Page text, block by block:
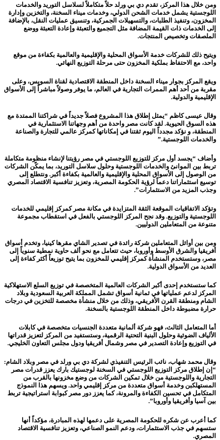
ومن خلال هذا المركز، تقدم دي بي ورلد حلاً متكاملاً لسلاسل التوريد والخدمات
اللوجستية يشمل خدمات الشحن الدولي، وخدمات ميناء السخنة، والتخزين وإدارة
المخزون، وتنفيذ الطلبات، والتسهيلات الجمركية، وتنسيق عمليات النقل، بالإضافة
إلى الخدمات ذات القيمة المضافة مثل التجميع والتعبئة وإعادة التعبئة ووضع
الملصقات وتخصيص المنتجات.
ويتيح ذلك للشركات خدمة الأسواق المحلية والإقليمية والعالمية بكفاءة من موقع
واحد، مع الاحتفاظ بملكية المخزون حتى مرحلة التوزيع النهائي.
ويقع المركز بجوار ميناء السخنة داخل المنطقة الاقتصادية لقناة السويس، وعلى
مقربة من أحد أهم الممرات التجارية في العالم، ما يوفر وصولاً مباشراً إلى الأسواق
الإقليمية والدولية.
وقال عيسى كاظم “يمثل إطلاق هذا المشروع فصلاً جديداً في شراكتنا الممتدة مع
هذه السوق الحيوية. لقد كانت مصر واحدة من أهم وجهاتنا الاستثمارية في
المنطقة، و نؤكد مجدداً اليوم ثقتنا في إمكاناتها كمركز عالمي للتجارة والصناعة
والخدمات اللوجستية.”
وأضاف “يجسد أول مركز للتوزيع اللوجستي في مصر رؤيتنا لإنشاء منظومة متكاملة
تربط بين الموانئ والخدمات اللوجستية وحلول سلاسل التوريد، بما يمكّن الشركات
من الوصول إلى الأسواق المحلية والإقليمية والعالمية بكفاءة أكبر. ونتطلع إلى
توسيع استثماراتنا دعماً لرؤية الحكومة المصرية، وتعزيز تنافسية الاقتصاد المصري
وجذب المزيد من الاستثمارات”.
وتؤكد الاتفاقيات الموقعة الثقة المتزايدة في مكانة مصر كمركز إقليمي للخدمات
اللوجستية والتوزيع. وقد نجح المركز اللوجستي بالفعل في استقطاب مجموعة
متنوعة من المتعاملين الدوليين.
ومن بين أوائل المتعاملين شركة رائدة في تصدير الشاي مقرها كينيا، وتخدم أسواق
أفريقيا والشرق الأوسط وأوروبا، حيث تتعامل مع نحو ألف حاوية نمطية سنوياً إلى
مصر، وستستخدم المنشأة كمركز إقليمي للمخزون بما يتيح توزيعاً أكثر كفاءة إلى
العديد من الأسواق الدولية.
كما ستستخدم إحدى أكبر الشركات العالمية المتخصصة في توزيع السلع الاستهلاكية
المركز لدعم عملياتها في ثمانية أسواق تشمل المملكة العربية السعودية وبلاد
الشام ومنطقة القرن الأفريقي، وذلك من خلال منشأة مخصصة للتخزين في درجات
حرارة مضبوطة داخل المنطقة اللوجستية بالسخنة.
أما المتعامل الثالث، فهو شركة ألمانية متعددة الجنسيات متخصصة في كابلات
الألياف الضوئية وحلول البنية التحتية الرقمية، وستستفيد من المركز لتعزيز قدراتها
في التوزيع وإعادة التصدير في مصر وشمال أفريقيا ودول مجلس التعاون الخليجي.
وقال محمد شهاب، نائب الرئيس التنفيذي لشركة دي بي ورلد في مصر وبلاد الشام:
“إن إطلاق مركز التوزيع اللوجستي في السخنة لوجستيك بارك يعزز قدرات مصر
التجارية واللوجستية من خلال تمكين الشركات من وضع مخزونها بالقرب من
المستهلكبن وخدمة أسواق متعددة من مركز إقليمي واحد. ويسهم هذا النموذج
المتكامل في تحسين الكفاءة والمرونة، كما يعزز دور مصر كبوابة استراتيجية تربط
بين آسيا وأفريقيا وأوروبا”.
كما أعرب عن شكره للحكومة المصرية على دعمها لهذه المبادرة، مؤكداً أنها
ستسهم في جذب الاستثمارات، ودعم النمو الصناعي، وتعزيز تنافسية الاقتصاد
المصري.